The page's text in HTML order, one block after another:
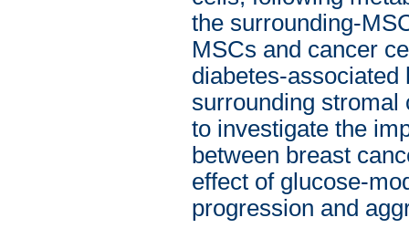
the surrounding-
MSCs and cancer
diabetes-associated
surrounding stromal
to investigate the
between breast
effect of glucose-
progression and